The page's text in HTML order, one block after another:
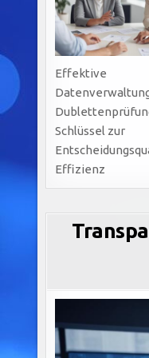
Effektive
Schlüssel zur
Effizienz